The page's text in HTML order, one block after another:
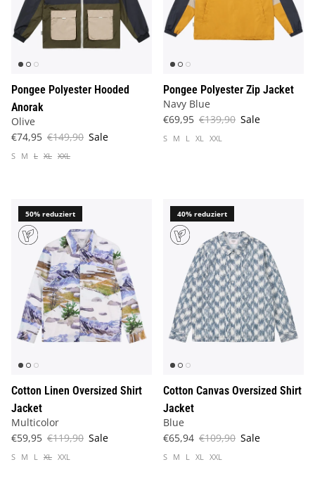
Pongee Polyester Hooded
Anorak
Olive
€74,95 €149,90 Sale
S M L XL XXL
Pongee Polyester Zip Jacket
Navy Blue
€69,95 €139,90 Sale
S M L XL XXL
50% reduziert
Cotton Linen Oversized Shirt
Jacket
Multicolor
€59,95 €119,90 Sale
S M L XL XXL
40% reduziert
Cotton Canvas Oversized Shirt
Jacket
Blue
€65,94 €109,90 Sale
S M L XL XXL